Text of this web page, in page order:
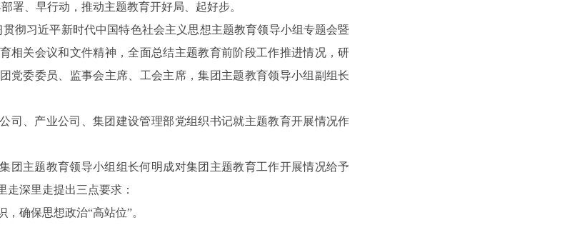
署、早行动，推动主题教育开好局、起好步。
彻习近平新时代中国特色社会主义思想主题教育领导小组专题会暨
相关会议和文件精神，全面总结主题教育前阶段工作推进情况，研
党委委员、监事会主席、工会主席，集团主题教育领导小组副组长
司、产业公司、集团建设管理部党组织书记就主题教育开展情况作
团主题教育领导小组组长何明成对集团主题教育工作开展情况给予
走深里走提出三点要求：
确保思想政治“高站位”。